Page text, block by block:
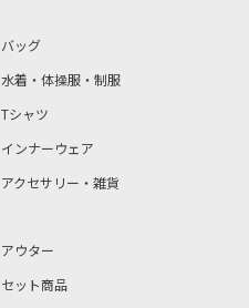
バッグ
水着・体操服・制服
Tシャツ
インナーウェア
アクセサリー・雑貨
アウター
セット商品